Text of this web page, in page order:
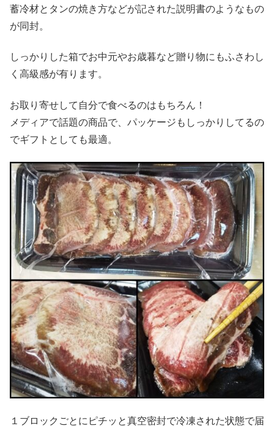
蓄冷材とタンの焼き方などが記された説明書のようなもの
が同封。
しっかりした箱でお中元やお歳暮など贈り物にもふさわし
く高級感が有ります。
お取り寄せして自分で食べるのはもちろん！
メディアで話題の商品で、パッケージもしっかりしてるの
でギフトとしても最適。
１ブロックごとにピチッと真空密封で冷凍された状態で届